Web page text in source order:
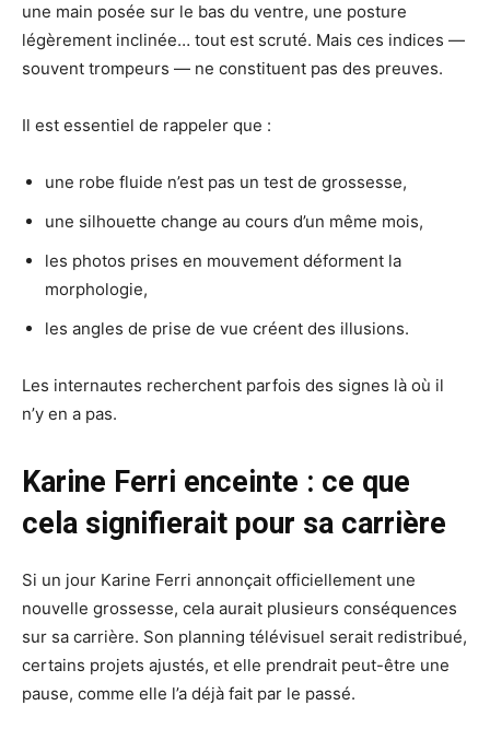
une main posée sur le bas du ventre, une posture
légèrement inclinée… tout est scruté. Mais ces indices —
souvent trompeurs — ne constituent pas des preuves.
Il est essentiel de rappeler que :
une robe fluide n’est pas un test de grossesse,
une silhouette change au cours d’un même mois,
les photos prises en mouvement déforment la
morphologie,
les angles de prise de vue créent des illusions.
Les internautes recherchent parfois des signes là où il
n’y en a pas.
Karine Ferri enceinte : ce que
cela signifierait pour sa carrière
Si un jour Karine Ferri annonçait officiellement une
nouvelle grossesse, cela aurait plusieurs conséquences
sur sa carrière. Son planning télévisuel serait redistribué,
certains projets ajustés, et elle prendrait peut-être une
pause, comme elle l’a déjà fait par le passé.